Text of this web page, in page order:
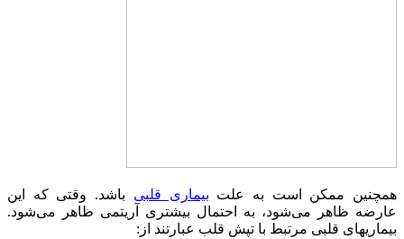
همچنین ممکن است به علت بیماری قلبی باشد. وقتی که این
عارضه ظاهر می‌شود، به احتمال بیشتری آریتمی ظاهر می‌شود.
بیماریهای قلبی مرتبط با تپش قلب عبارتند از: